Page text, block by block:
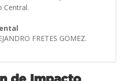
Central.
FRETES GOMEZ.